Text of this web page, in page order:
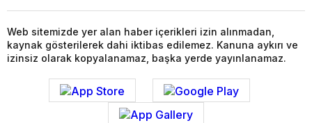
GÜNDEM
KÜLTÜR SANAT
MAGAZİN
SAĞLIK
SİYASET
SPOR
VİZYONDAKİLER
YAŞAM
EĞİTİM
EKONOMİ
FOTO GALERİ
Genel
GÜNDEM
KÜLTÜR SANAT
MAGAZİN
SAĞLIK
SİYASET
SPOR
Web sitemizde yer alan haber içerikleri izin alınmadan,
kaynak gösterilerek dahi iktibas edilemez. Kanuna aykırı ve
izinsiz olarak kopyalanamaz, başka yerde yayınlanamaz.